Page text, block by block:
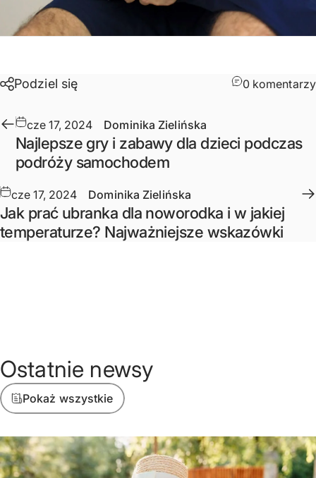
Podziel się 0 komentarzy
cze 17, 2024 Dominika Zielińska
Najlepsze gry i zabawy dla dzieci podczas
podróży samochodem
cze 17, 2024 Dominika Zielińska
Jak prać ubranka dla noworodka i w jakiej
temperaturze? Najważniejsze wskazówki
Ostatnie newsy
Pokaż wszystkie